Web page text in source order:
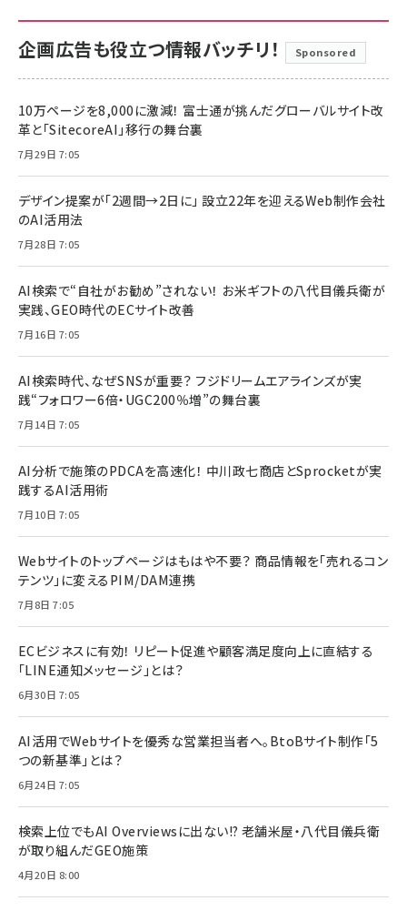
企画広告も役立つ情報バッチリ！ Sponsored
10万ページを8,000に激減！ 富士通が挑んだグローバルサイト改
革と「SitecoreAI」移行の舞台裏
7月29日 7:05
デザイン提案が「2週間→2日に」 設立22年を迎えるWeb制作会社
のAI活用法
7月28日 7:05
AI検索で“自社がお勧め”されない！ お米ギフトの八代目儀兵衛が
実践、GEO時代のECサイト改善
7月16日 7:05
AI検索時代、なぜSNSが重要？ フジドリームエアラインズが実
践“フォロワー6倍・UGC200％増”の舞台裏
7月14日 7:05
AI分析で施策のPDCAを高速化！ 中川政七商店とSprocketが実
践するAI活用術
7月10日 7:05
Webサイトのトップページはもはや不要？ 商品情報を「売れるコン
テンツ」に変えるPIM/DAM連携
7月8日 7:05
ECビジネスに有効！ リピート促進や顧客満足度向上に直結する
「LINE通知メッセージ」とは？
6月30日 7:05
AI活用でWebサイトを優秀な営業担当者へ。BtoBサイト制作「5
つの新基準」とは？
6月24日 7:05
検索上位でもAI Overviewsに出ない!? 老舗米屋・八代目儀兵衛
が取り組んだGEO施策
4月20日 8:00